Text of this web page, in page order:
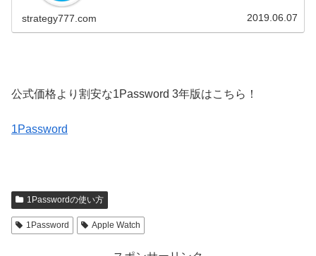
strategy777.com 2019.06.07
公式価格より割安な1Password 3年版はこちら！
1Password
1Passwordの使い方
1Password Apple Watch